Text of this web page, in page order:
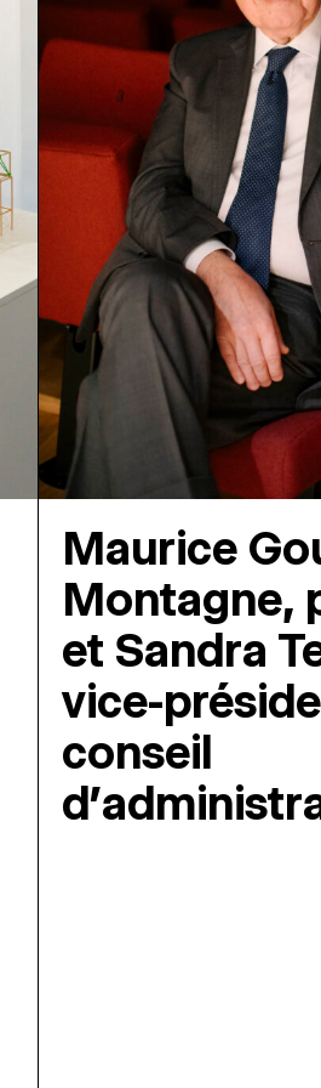
Maurice
Montagne,
et Sandra
vice-
conseil